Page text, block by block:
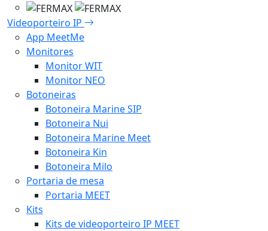
Videoporteiro IP
App MeetMe
Monitores
Monitor WIT
Monitor NEO
Botoneiras
Botoneira Marine SIP
Botoneira Nui
Botoneira Marine Meet
Botoneira Kin
Botoneira Milo
Portaria de mesa
Portaria MEET
Kits
Kits de videoporteiro IP MEET